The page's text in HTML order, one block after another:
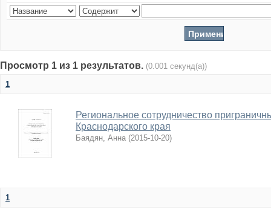
Просмотр 1 из 1 результатов. (0.001 секунд(а))
1
Региональное сотрудничество
Краснодарского края
Баядян, Анна (2015-10-20)
1